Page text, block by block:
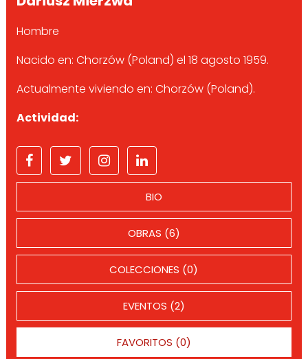
Hombre
Nacido en: Chorzów (Poland) el 18 agosto 1959.
Actualmente viviendo en: Chorzów (Poland).
Actividad:
BIO
OBRAS (6)
COLECCIONES (0)
EVENTOS (2)
FAVORITOS (0)